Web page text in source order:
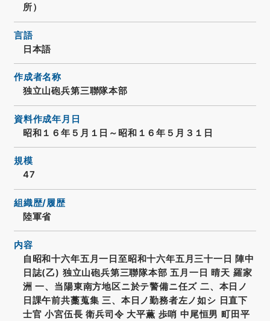
所）
言語
日本語
作成者名称
独立山砲兵第三聯隊本部
資料作成年月日
昭和１６年５月１日～昭和１６年５月３１日
規模
47
組織歴/履歴
陸軍省
内容
自昭和十六年五月一日至昭和十六年五月三十一日 陣中
日誌(乙) 独立山砲兵第三聯隊本部 五月一日 晴天 羅家
洲 一、当陽東南方地区ニ於テ警備ニ任ズ 二、本日ノ
日課午前共藳蒐集 三、本日ノ勤務者左ノ如シ 日直下
士官 小宮伍長 衛兵司令 大平薫 歩哨 中尾恒男 町田平